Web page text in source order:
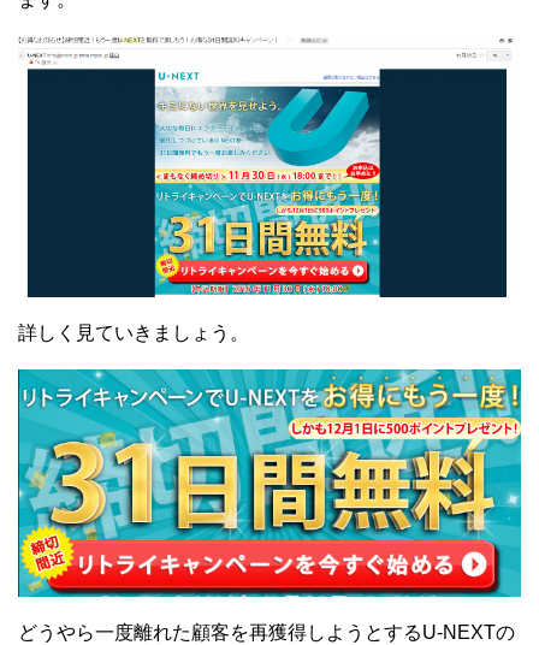
詳しく見ていきましょう。
どうやら一度離れた顧客を再獲得しようとするU-NEXTの